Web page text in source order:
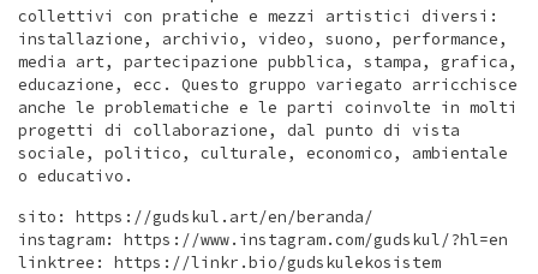
collettivi con pratiche e mezzi artistici diversi:
installazione, archivio, video, suono, performance,
media art, partecipazione pubblica, stampa, grafica,
educazione, ecc. Questo gruppo variegato arricchisce
anche le problematiche e le parti coinvolte in molti
progetti di collaborazione, dal punto di vista
sociale, politico, culturale, economico, ambientale
o educativo.
sito: https://gudskul.art/en/beranda/
instagram: https://www.instagram.com/gudskul/?hl=en
linktree: https://linkr.bio/gudskulekosistem